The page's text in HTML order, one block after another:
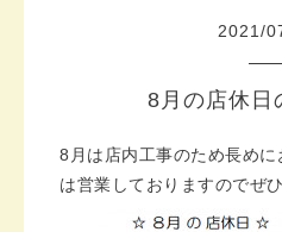
2021 /
8月の店休日
8月は店内工事のため長め
は営業しておりますのでぜ